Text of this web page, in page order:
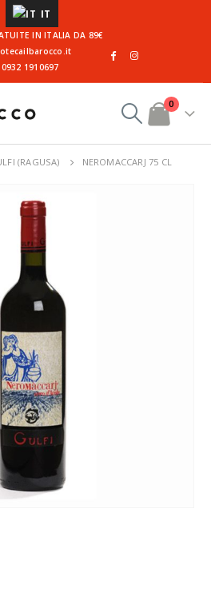
IT
IN ITALIA DA 89€
1910697
0
(RAGUSA) NEROMACCARJ 75 CL